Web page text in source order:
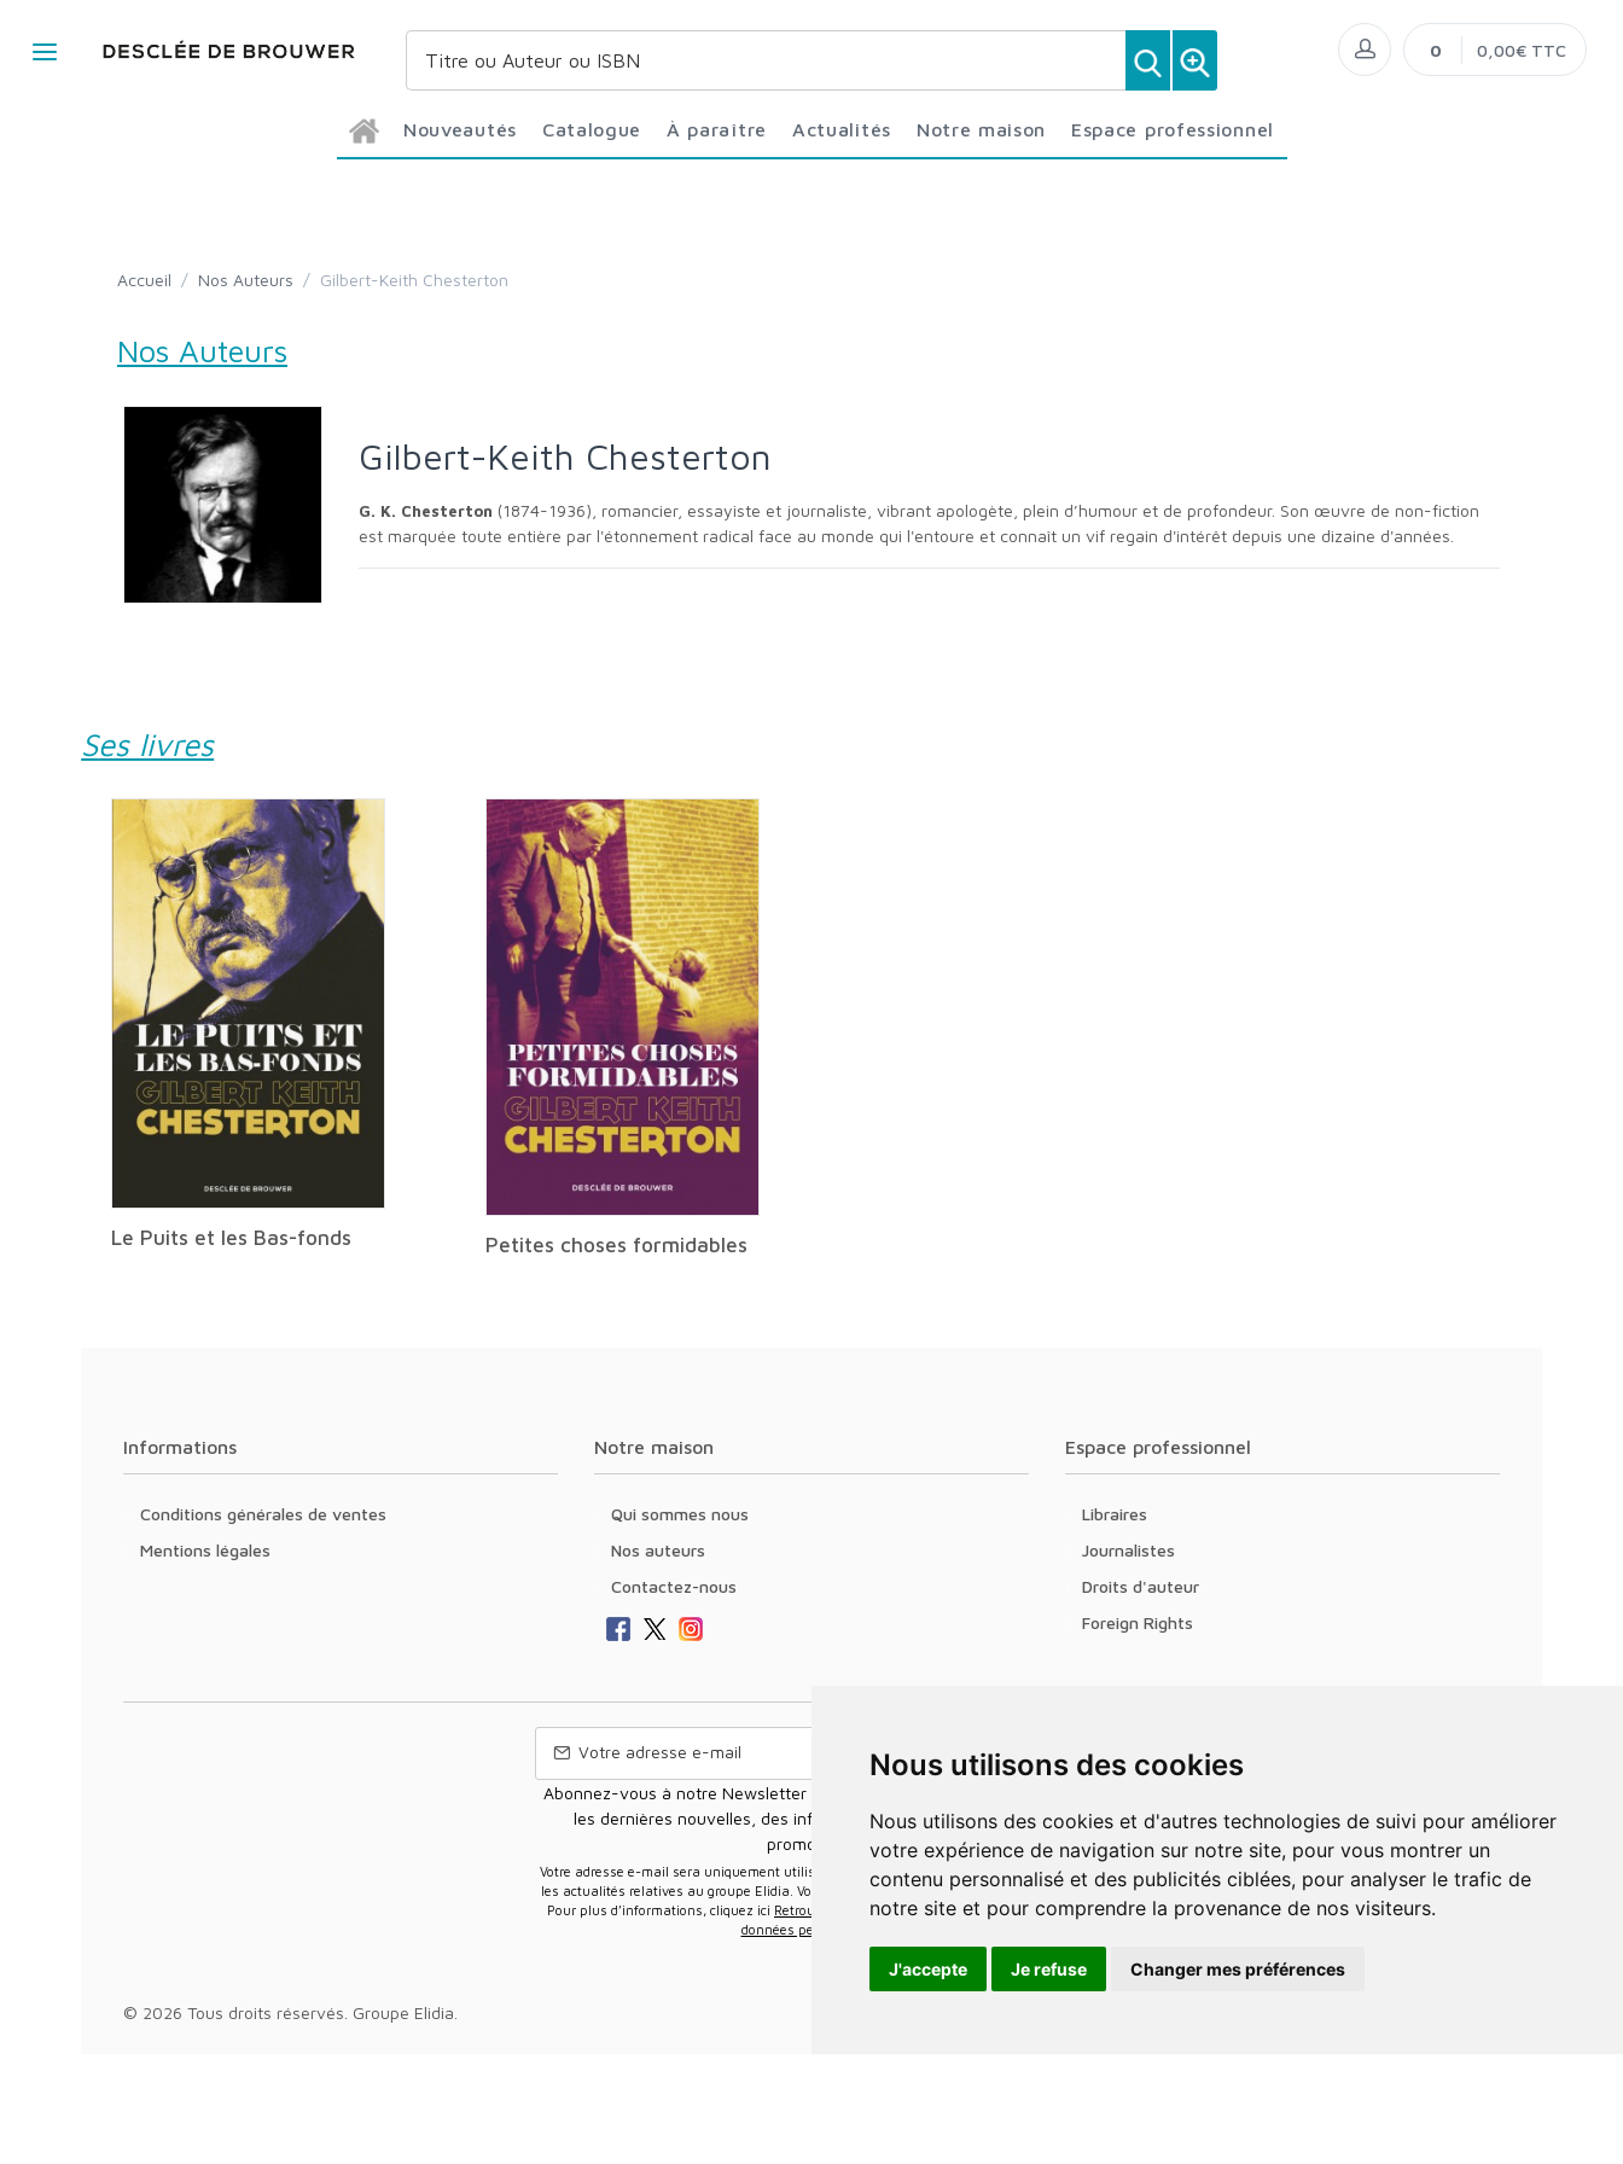
Nous utilisons des cookies
Nous utilisons des cookies et d'autres technologies de suivi pour améliorer
votre expérience de navigation sur notre site, pour vous montrer un
contenu personnalisé et des publicités ciblées, pour analyser le trafic de
notre site et pour comprendre la provenance de nos visiteurs.
J'accepte Je refuse Changer mes préférences
Nouveautés Catalogue À paraître Actualités Notre maison Espace professionnel
0 0,00€ TTC
Accueil / Nos Auteurs / Gilbert-Keith Chesterton
Nos Auteurs
Gilbert-Keith Chesterton
G. K. Chesterton (1874-1936), romancier, essayiste et journaliste, vibrant apologète, plein d’humour et de profondeur. Son œuvre de non-fiction
est marquée toute entière par l'étonnement radical face au monde qui l'entoure et connaît un vif regain d'intérêt depuis une dizaine d'années.
Ses livres
Le Puits et les Bas-fonds Petites choses formidables
Informations
Conditions générales de ventes
Mentions légales
Notre maison
Qui sommes nous
Nos auteurs
Contactez-nous
Espace professionnel
Libraires
Journalistes
Droits d'auteur
Foreign Rights
Abonnez-vous à notre Newsletter pour recevoir nos nouvelles offres,
les dernières nouvelles, des informations sur les ventes et les
promotions.
Votre adresse e-mail sera uniquement utilisée pour vous envoyer des informations sur
les actualités relatives au groupe Elidia. Vous pouvez vous désinscrire à tout moment.
Pour plus d’informations, cliquez ici Retrouvez ici notre politique de protection de vos
données personnelles
© 2026 Tous droits réservés. Groupe Elidia